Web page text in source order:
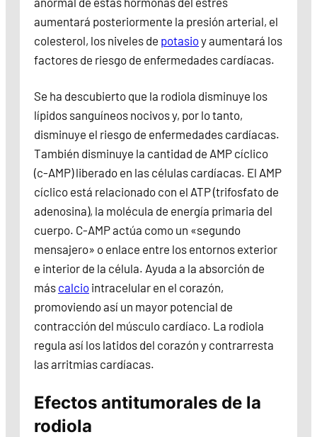
aumentará posteriormente la presión arterial, el
colesterol, los niveles de potasioy aumentará los
factores de riesgo de enfermedades cardíacas.
Se ha descubierto que la rodiola disminuye los
lípidos sanguíneos nocivos y, por lo tanto,
disminuye el riesgo de enfermedades cardíacas.
También disminuye la cantidad de AMP cíclico
(c-AMP) liberado en las células cardíacas. El AMP
cíclico está relacionado con el ATP (trifosfato de
adenosina), la molécula de energía primaria del
cuerpo. C-AMP actúa como un «segundo
mensajero» o enlace entre los entornos exterior
e interior de la célula. Ayuda a la absorción de
más calcio intracelular en el corazón,
promoviendo así un mayor potencial de
contracción del músculo cardíaco. La rodiola
regula así los latidos del corazón y contrarresta
las arritmias cardíacas.
Efectos antitumorales de la
rodiola